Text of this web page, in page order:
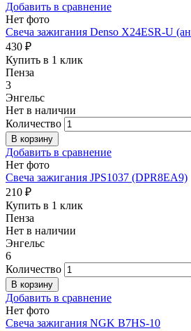
Добавить в сравнение
Нет фото
Свеча зажигания Denso X24ESR-U
430 ₽
Купить в 1 клик
Пенза
3
Энгельс
Нет в наличии
Количество
Добавить в сравнение
Нет фото
Свеча зажигания JPS1037 (DPR8EA9)
210 ₽
Купить в 1 клик
Пенза
Нет в наличии
Энгельс
6
Количество
Добавить в сравнение
Нет фото
Свеча зажигания NGK B7HS-10